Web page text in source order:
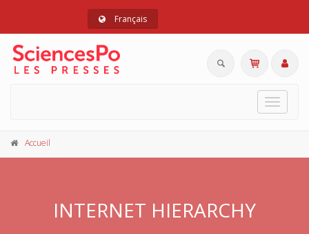
Français
Toggle
Accueil
INTERNET HIERARCHY